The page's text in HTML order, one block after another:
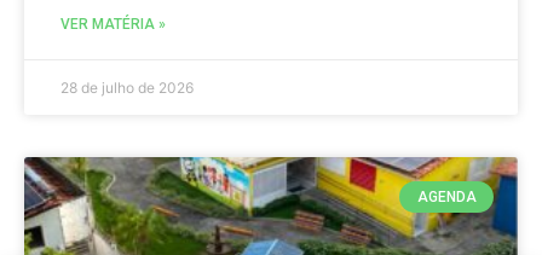
VER MATÉRIA »
28 de julho de 2026
AGENDA